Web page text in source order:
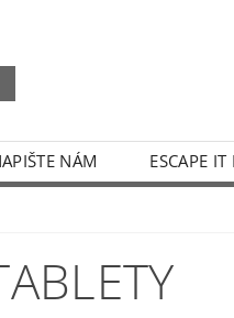
NÁM ESCAPE IT